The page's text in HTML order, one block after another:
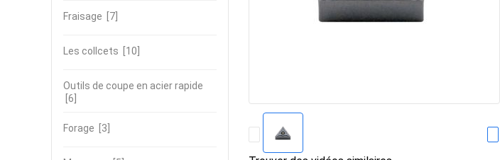
Fraisage [7]
Les collcets [10]
Outils de coupe en acier rapide
[6]
Forage [3]